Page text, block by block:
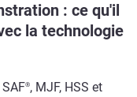
: ce qu'il
la technologie
®, MJF, HSS et